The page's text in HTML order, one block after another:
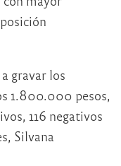
gravar los
1.800.000 pesos,
116 negativos
Silvana